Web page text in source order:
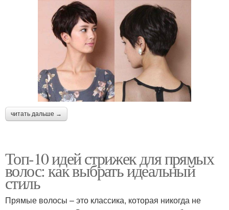
читать дальше →
Топ-10 идей стрижек для прямых
волос: как выбрать идеальный
стиль
Прямые волосы – это классика, которая никогда не